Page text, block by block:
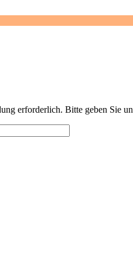
erforderlich. Bitte geben Sie